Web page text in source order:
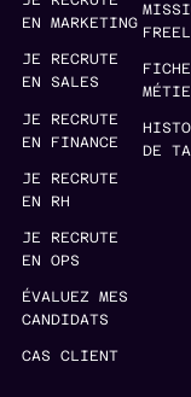
EN MARKETING
JE RECRUTE
EN SALES
JE RECRUTE
EN FINANCE
JE RECRUTE
EN RH
JE RECRUTE
EN OPS
ÉVALUEZ MES
CANDIDATS
CAS CLIENT
DE